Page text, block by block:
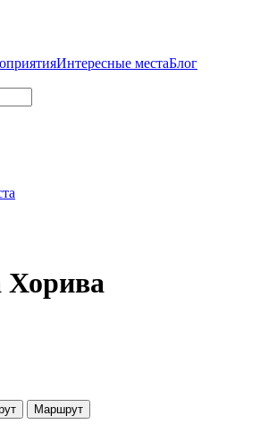
Интересные местаБлог
Хорива
Маршрут